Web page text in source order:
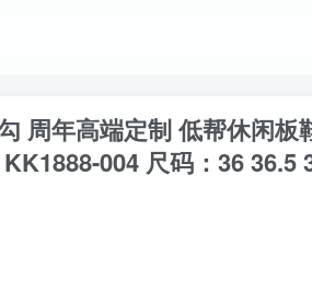
周年高端定制 低帮休闲
004 尺码：36 36.5